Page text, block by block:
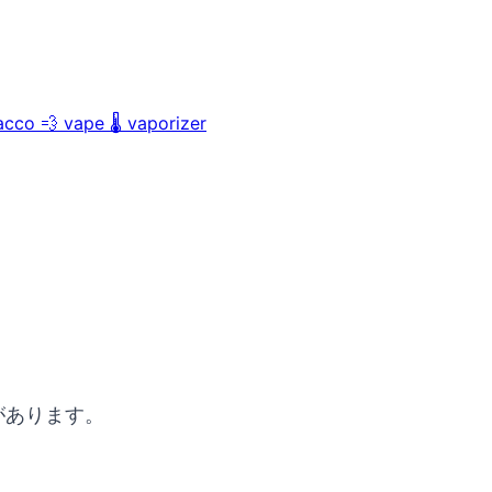
💨 vape 🌡️ vaporizer
ります。